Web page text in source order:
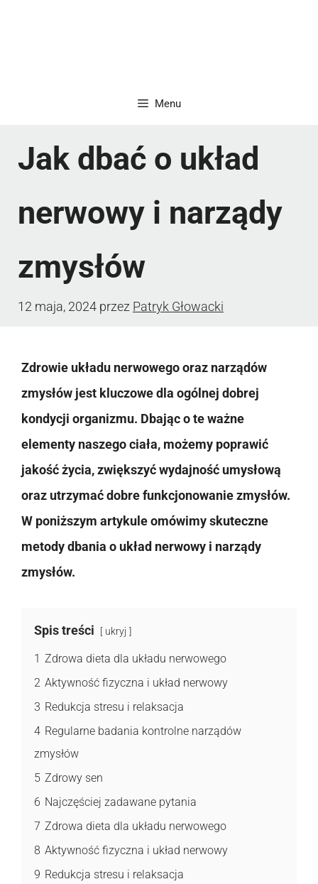
Menu
Jak dbać o układ
nerwowy i narządy
zmysłów
12 maja, 2024 przez Patryk Głowacki
Zdrowie układu nerwowego oraz narządów
zmysłów jest kluczowe dla ogólnej dobrej
kondycji organizmu. Dbając o te ważne
elementy naszego ciała, możemy poprawić
jakość życia, zwiększyć wydajność umysłową
oraz utrzymać dobre funkcjonowanie zmysłów.
W poniższym artykule omówimy skuteczne
metody dbania o układ nerwowy i narządy
zmysłów.
Spis treści ukryj
1 Zdrowa dieta dla układu nerwowego
2 Aktywność fizyczna i układ nerwowy
3 Redukcja stresu i relaksacja
4 Regularne badania kontrolne narządów
zmysłów
5 Zdrowy sen
6 Najczęściej zadawane pytania
7 Zdrowa dieta dla układu nerwowego
8 Aktywność fizyczna i układ nerwowy
9 Redukcja stresu i relaksacja